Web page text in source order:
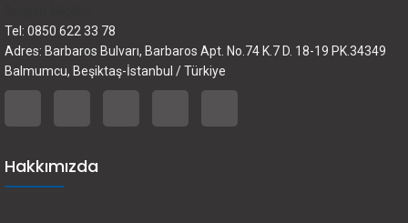
Tel: 0850 622 33 78
Adres: Barbaros Bulvarı, Barbaros Apt. No.74 K.7 D. 18-19 PK.34349
Balmumcu, Beşiktaş-İstanbul / Türkiye
Hakkımızda